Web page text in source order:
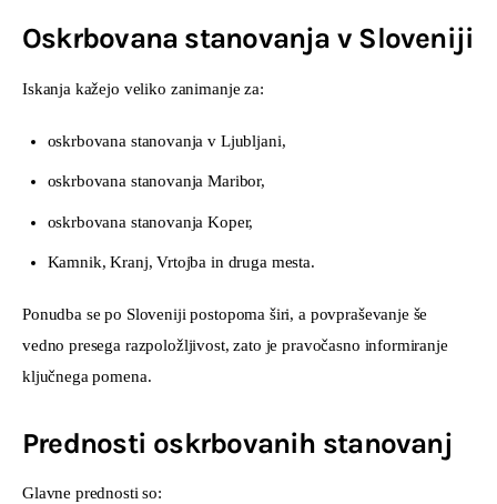
Oskrbovana stanovanja v Sloveniji
Iskanja kažejo veliko zanimanje za:
oskrbovana stanovanja v Ljubljani,
oskrbovana stanovanja Maribor,
oskrbovana stanovanja Koper,
Kamnik, Kranj, Vrtojba in druga mesta.
Ponudba se po Sloveniji postopoma širi, a povpraševanje še
vedno presega razpoložljivost, zato je pravočasno informiranje
ključnega pomena.
Prednosti oskrbovanih stanovanj
Glavne prednosti so: